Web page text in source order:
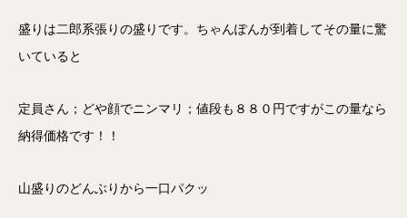
盛りは二郎系張りの盛りです。ちゃんぽんが到着してその量に驚
いていると
定員さん；どや顔でニンマリ；値段も８８０円ですがこの量なら
納得価格です！！
山盛りのどんぶりから一口パクッ